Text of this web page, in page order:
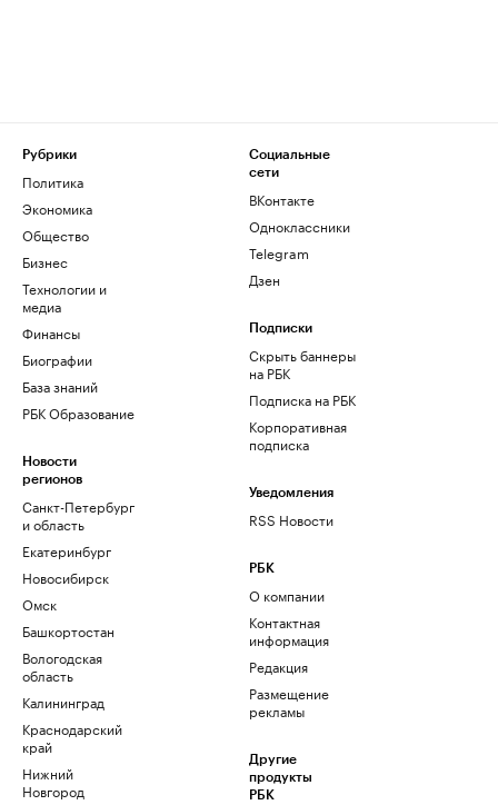
Рубрики
Политика
Экономика
Общество
Бизнес
Технологии и
медиа
Финансы
Биографии
База знаний
РБК Образование
Новости
регионов
Санкт-Петербург
и область
Екатеринбург
Новосибирск
Омск
Башкортостан
Вологодская
область
Калининград
Краснодарский
край
Нижний
Новгород
Социальные
сети
ВКонтакте
Одноклассники
Telegram
Дзен
Подписки
Скрыть баннеры
на РБК
Подписка на РБК
Корпоративная
подписка
Уведомления
RSS Новости
РБК
О компании
Контактная
информация
Редакция
Размещение
рекламы
Другие
продукты
РБК